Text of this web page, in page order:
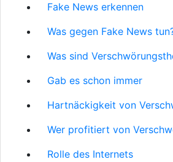
Fake News erkennen
Was gegen Fake News
Was sind
Gab es schon immer
Hartnäckigkeit von
Wer profitiert von
Rolle des Internets